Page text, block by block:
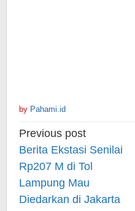
by Pahami.id
Post
navigation
Previous post
Berita Ekstasi Senilai
Rp207 M di Tol
Lampung Mau
Diedarkan di Jakarta